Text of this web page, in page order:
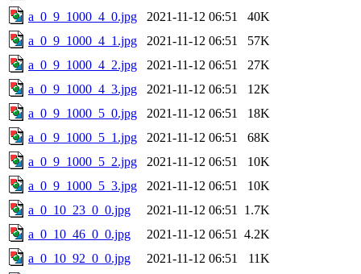
a_0_9_1000_4_0.jpg
2021-11-12 06:51
40K
a_0_9_1000_4_1.jpg
2021-11-12 06:51
57K
a_0_9_1000_4_2.jpg
2021-11-12 06:51
27K
a_0_9_1000_4_3.jpg
2021-11-12 06:51
12K
a_0_9_1000_5_0.jpg
2021-11-12 06:51
18K
a_0_9_1000_5_1.jpg
2021-11-12 06:51
68K
a_0_9_1000_5_2.jpg
2021-11-12 06:51
10K
a_0_9_1000_5_3.jpg
2021-11-12 06:51
10K
a_0_10_23_0_0.jpg
2021-11-12 06:51
1.7K
a_0_10_46_0_0.jpg
2021-11-12 06:51
4.2K
a_0_10_92_0_0.jpg
2021-11-12 06:51
11K